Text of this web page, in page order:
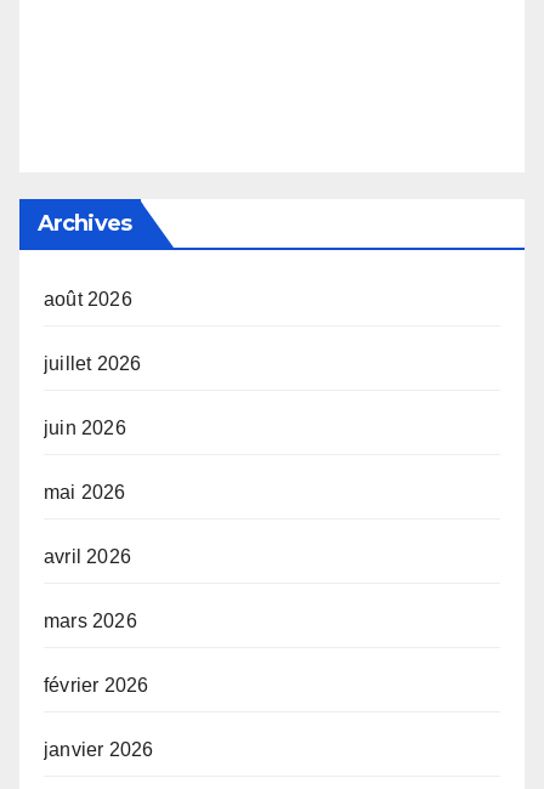
Archives
août 2026
juillet 2026
juin 2026
mai 2026
avril 2026
mars 2026
février 2026
janvier 2026